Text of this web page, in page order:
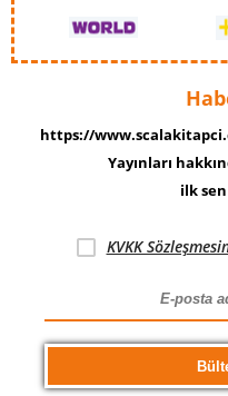
https://
Yayınları
ilk
KVKK